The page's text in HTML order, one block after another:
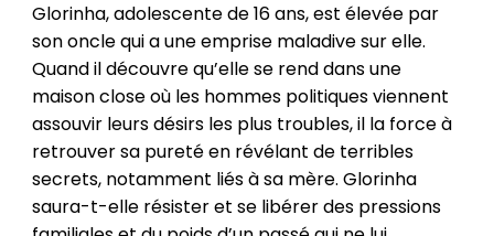
Glorinha, adolescente de 16 ans, est élevée par
son oncle qui a une emprise maladive sur elle.
Quand il découvre qu’elle se rend dans une
maison close où les hommes politiques viennent
assouvir leurs désirs les plus troubles, il la force à
retrouver sa pureté en révélant de terribles
secrets, notamment liés à sa mère. Glorinha
saura-t-elle résister et se libérer des pressions